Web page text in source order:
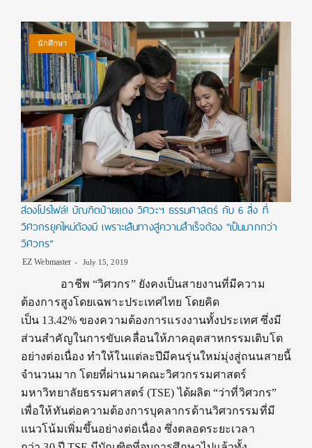
นักศึกษา
ส่องโปรไฟล์! บัณฑิตป้ายแดง วิศวะฯ ธรรมศาสตร์ กับ 6 สิ่ง ที่
วิศวกรยุคใหม่ต้องมี เพราะเส้นทางสู่ความสำเร็จต้อง “เป็นมากกว่า
วิศวกร”
EZ Webmaster July 15, 2019
อาชีพ “วิศวกร” ยังคงเป็นสายงานที่มีความ
ต้องการสูงโดยเฉพาะประเทศไทย โดยคิด
เป็น 13.42% ของความต้องการแรงงานทั้งประเทศ ซึ่งมี
ส่วนสำคัญในการขับเคลื่อนให้ภาคอุตสาหกรรมเติบโต
อย่างต่อเนื่อง ทำให้ในแต่ละปีมีคนรุ่นใหม่มุ่งสู่ถนนสายนี้
จำนวนมาก โดยที่ผ่านมาคณะวิศวกรรมศาสตร์
มหาวิทยาลัยธรรมศาสตร์ (TSE) ได้ผลิต “ว่าที่วิศวกร”
เพื่อให้ทันต่อความต้องการบุคลากรด้านวิศวกรรมที่มี
แนวโน้มเพิ่มขึ้นอย่างต่อเนื่อง ซึ่งตลอดระยะเวลา